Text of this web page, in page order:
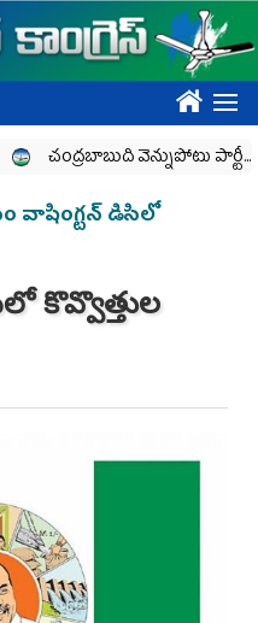
????
చంద్రబాబుది వెన్నుపోటు పార్టీ...
వాషింగ్టన్‌ డిసిలో
కొవ్వొత్తుల